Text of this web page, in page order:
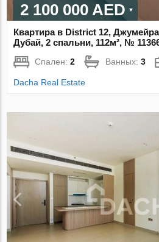
2 100 000 AED
Квартира в District 12,
Дубай, 2 спальни, 112м², №
Спален:2 Ванных:3
Dacha Real Estate